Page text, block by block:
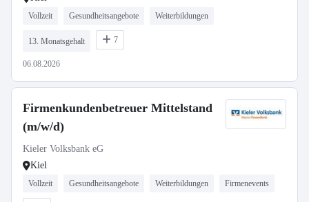
Vollzeit Gesundheitsangebote Weiterbildungen
13. Monatsgehalt 7
06.08.2026
Firmenkundenbetreuer Mittelstand
(m/w/d)
Kieler Volksbank eG
Kiel
Vollzeit Gesundheitsangebote Weiterbildungen Firmenevents